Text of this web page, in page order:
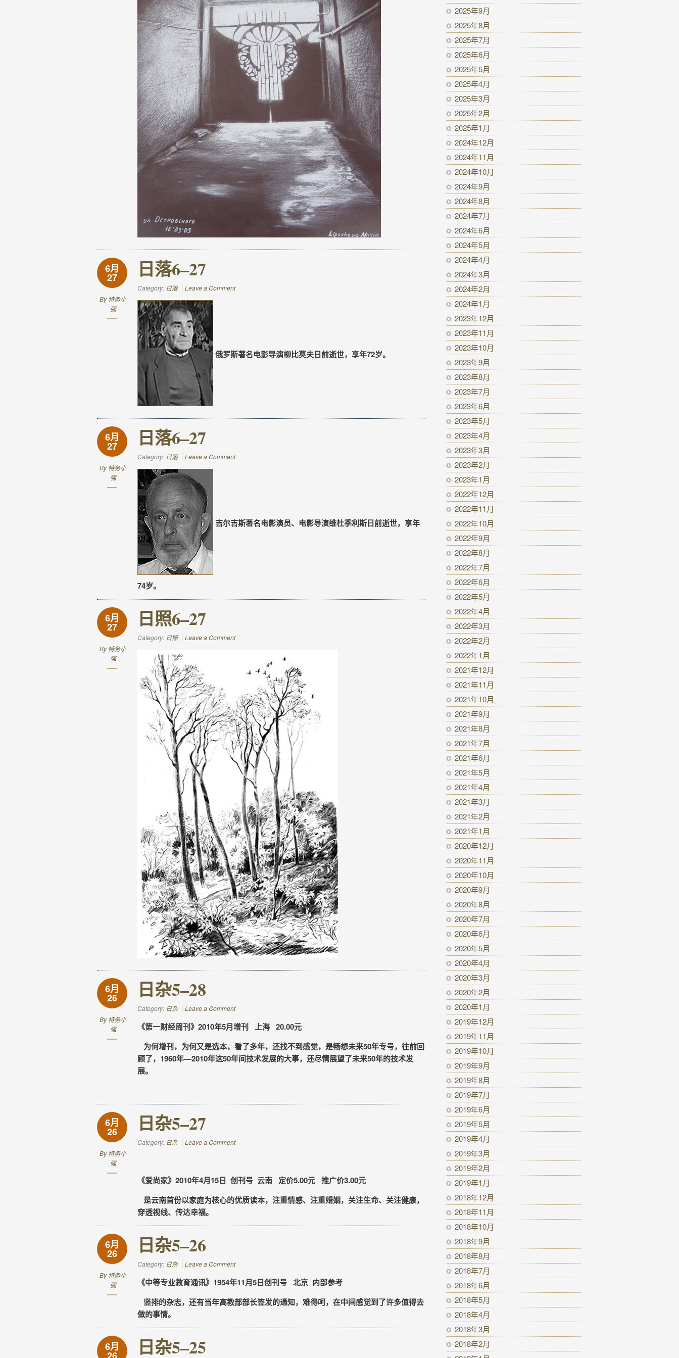
6月
27
By特务小
强
日落6–27
Category: 日落 Leave a Comment
俄罗斯著名电影导演柳比莫夫日前逝世，享年72岁。
6月
27
By特务小
强
日落6–27
Category: 日落 Leave a Comment
吉尔吉斯著名电影演员、电影导演维杜季利斯日前逝世，享年
74岁。
6月
27
By特务小
强
日照6–27
Category: 日照 Leave a Comment
6月
26
By特务小
强
日杂5–28
Category: 日杂 Leave a Comment
《第一财经周刊》2010年5月增刊 上海 20.00元
为何增刊，为何又是选本，看了多年，还找不到感觉，是畅想未来50年专号，往前回
顾了，1960年—2010年这50年间技术发展的大事，还尽情展望了未来50年的技术发
展。
6月
26
By特务小
强
日杂5–27
Category: 日杂 Leave a Comment
《爱尚家》2010年4月15日 创刊号 云南 定价5.00元 推广价3.00元
是云南首份以家庭为核心的优质读本，注重情感、注重婚姻，关注生命、关注健康，
穿透视线、传达幸福。
6月
26
By特务小
强
日杂5–26
Category: 日杂 Leave a Comment
《中等专业教育通讯》1954年11月5日创刊号 北京 内部参考
竖排的杂志，还有当年高教部部长签发的通知，难得呵，在中间感觉到了许多值得去
做的事情。
6月 日杂5–25
2025年9月
2025年8月
2025年7月
2025年6月
2025年5月
2025年4月
2025年3月
2025年2月
2025年1月
2024年12月
2024年11月
2024年10月
2024年9月
2024年8月
2024年7月
2024年6月
2024年5月
2024年4月
2024年3月
2024年2月
2024年1月
2023年12月
2023年11月
2023年10月
2023年9月
2023年8月
2023年7月
2023年6月
2023年5月
2023年4月
2023年3月
2023年2月
2023年1月
2022年12月
2022年11月
2022年10月
2022年9月
2022年8月
2022年7月
2022年6月
2022年5月
2022年4月
2022年3月
2022年2月
2022年1月
2021年12月
2021年11月
2021年10月
2021年9月
2021年8月
2021年7月
2021年6月
2021年5月
2021年4月
2021年3月
2021年2月
2021年1月
2020年12月
2020年11月
2020年10月
2020年9月
2020年8月
2020年7月
2020年6月
2020年5月
2020年4月
2020年3月
2020年2月
2020年1月
2019年12月
2019年11月
2019年10月
2019年9月
2019年8月
2019年7月
2019年6月
2019年5月
2019年4月
2019年3月
2019年2月
2019年1月
2018年12月
2018年11月
2018年10月
2018年9月
2018年8月
2018年7月
2018年6月
2018年5月
2018年4月
2018年3月
2018年2月